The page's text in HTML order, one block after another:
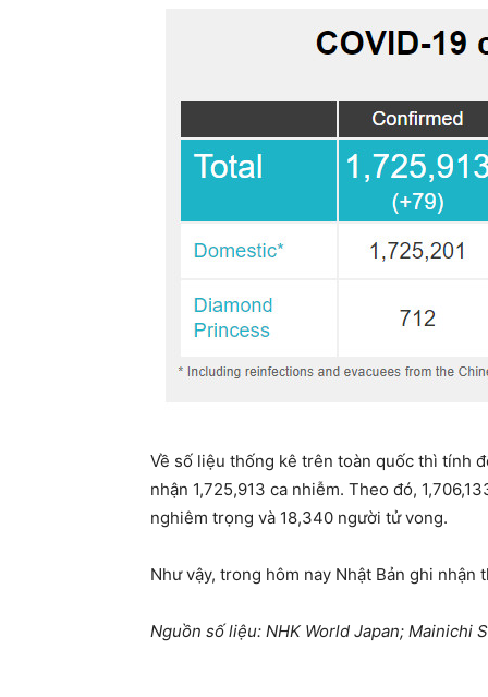
Về số liệu thống kê trên toàn quốc thì tính
nhận 1,725,913 ca nhiễm. Theo đó,
nghiêm trọng và 18,340 người tử vong.
Như vậy, trong hôm nay Nhật Bản ghi nhận
Nguồn số liệu: NHK World Japan; Mainichi